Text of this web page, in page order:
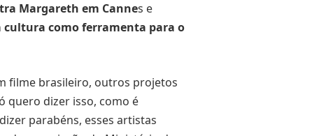
Margareth em Cannes e
cultura como ferramenta para o
filme brasileiro, outros projetos
quero dizer isso, como é
parabéns, esses artistas